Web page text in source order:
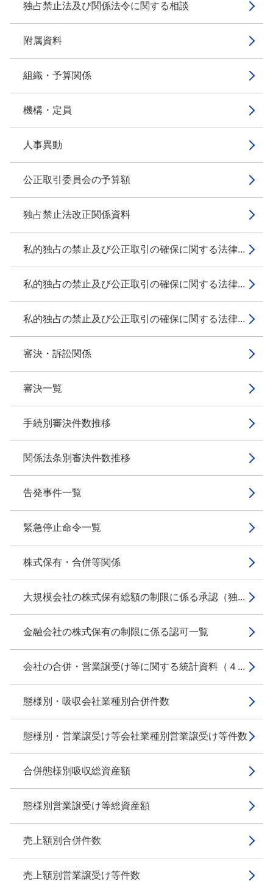
独占禁止法及び関係法令に関する相談
附属資料
組織・予算関係
機構・定員
人事異動
公正取引委員会の予算額
独占禁止法改正関係資料
私的独占の禁止及び公正取引の確保に関する法律...
私的独占の禁止及び公正取引の確保に関する法律...
私的独占の禁止及び公正取引の確保に関する法律...
審決・訴訟関係
審決一覧
手続別審決件数推移
関係法条別審決件数推移
告発事件一覧
緊急停止命令一覧
株式保有・合併等関係
大規模会社の株式保有総額の制限に係る承認（独...
金融会社の株式保有の制限に係る認可一覧
会社の合併・営業譲受け等に関する統計資料（４...
態様別・吸収会社業種別合併件数
態様別・営業譲受け等会社業種別営業譲受け等件数
合併態様別吸収総資産額
態様別営業譲受け等総資産額
売上額別合併件数
売上額別営業譲受け等件数